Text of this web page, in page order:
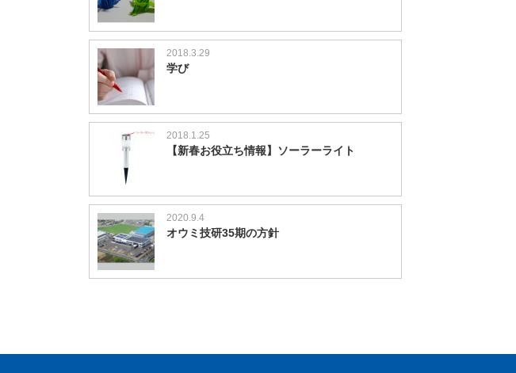
2018.3.29
学び
2018.1.25
【新春お役立ち情報】ソーラーライト
2020.9.4
オウミ技研35期の方針